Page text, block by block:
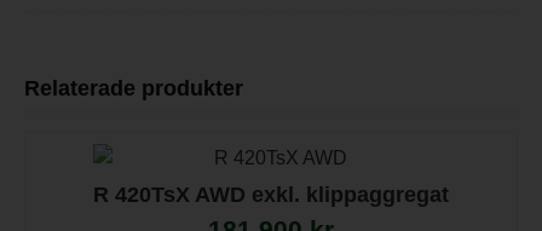
Relaterade produkter
R 420TsX AWD exkl. klippaggregat